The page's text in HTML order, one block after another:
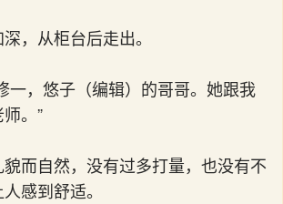
，从柜台后走出。
一，悠子（编辑）的哥哥。她跟我
。”
而自然，没有过多打量，也没有不
感到舒适。